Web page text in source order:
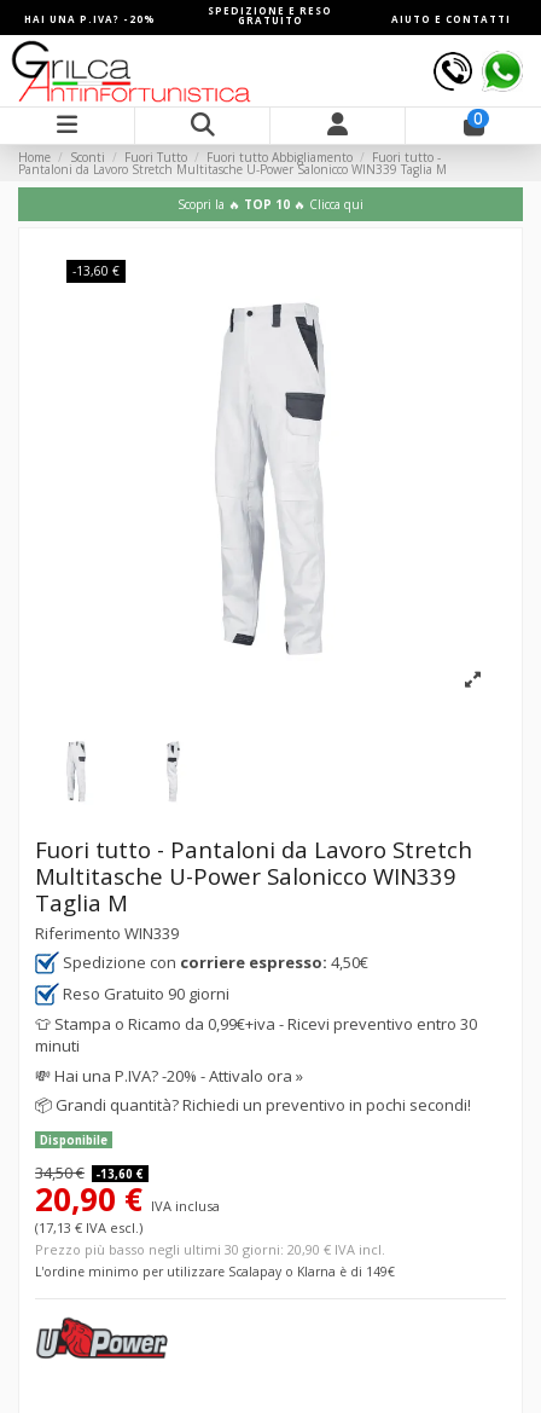
HAI UNA P.IVA? -20%
SPEDIZIONE E RESO
GRATUITO AIUTO E CONTATTI
0
Home Sconti Fuori Tutto Fuori tutto Abbigliamento Fuori tutto -
Pantaloni da Lavoro Stretch Multitasche U-Power Salonicco WIN339 Taglia M
Scopri la 🔥 TOP 10 🔥 Clicca qui
-13,60 €
Fuori tutto - Pantaloni da Lavoro Stretch
Multitasche U-Power Salonicco WIN339
Taglia M
Riferimento WIN339
Spedizione con corriere espresso: 4,50€
Reso Gratuito 90 giorni
👕 Stampa o Ricamo da 0,99€+iva - Ricevi preventivo entro 30
minuti
💸Hai una P.IVA? -20% - Attivalo ora »
📦 Grandi quantità? Richiedi un preventivo in pochi secondi!
Disponibile
34,50 € -13,60 €
20,90 € IVA inclusa
(17,13 € IVA escl.)
Prezzo più basso negli ultimi 30 giorni: 20,90 € IVA incl.
L'ordine minimo per utilizzare Scalapay o Klarna è di 149€